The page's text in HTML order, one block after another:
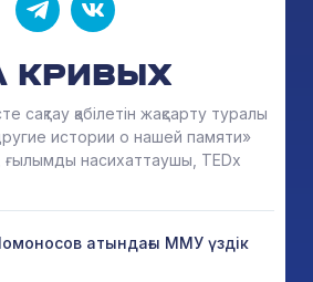
КРИВЫХ
сақтау қабілетін жақсарту туралы
истории о нашей памяти»
ғылымды насихаттаушы, TEDx
атындағы ММУ үздік